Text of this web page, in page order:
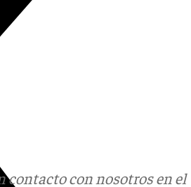
contacto con nosotros en el